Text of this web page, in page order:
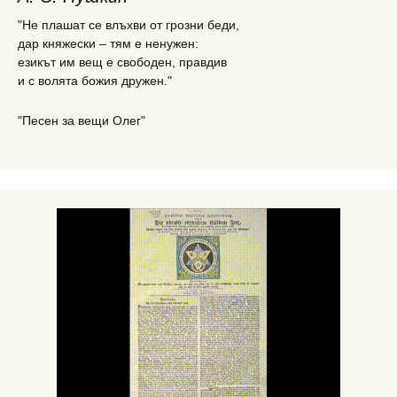
"Не плашат се влъхви от грозни беди,
дар княжески – тям е ненужен:
езикът им вещ е свободен, правдив
и с волята божия дружен."
"Песен за вещи Олег"